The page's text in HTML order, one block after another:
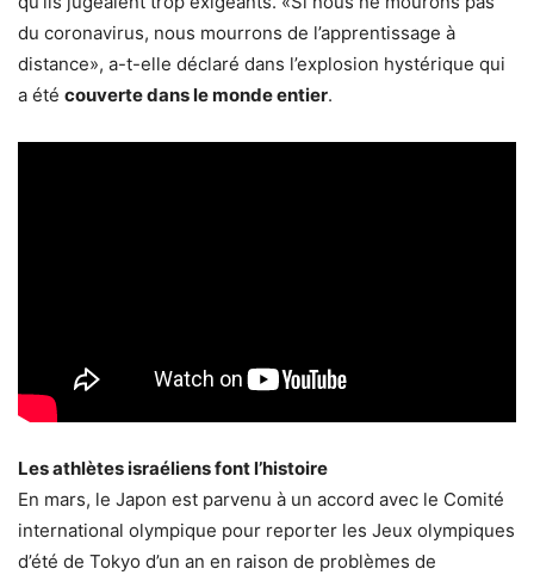
du coronavirus, nous mourrons de l’apprentissage à
distance», a-t-elle déclaré dans l’explosion hystérique qui
a été couverte dans le monde entier.
Les athlètes israéliens font l’histoire
En mars, le Japon est parvenu à un accord avec le Comité
international olympique pour reporter les Jeux olympiques
d’été de Tokyo d’un an en raison de problèmes de